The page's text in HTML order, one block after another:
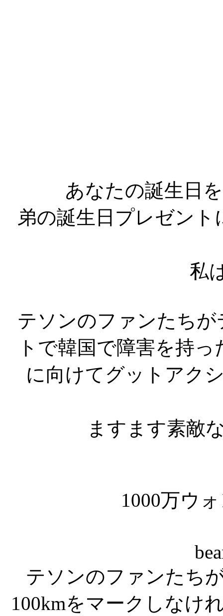
あなたの誕生日
弟の誕生日プレゼン
私
テソンのファンたち
トで韓国で障害を持
に向けてグットアク
ますます素敵
1000万ウ
テソンのファンたち
100kmをマークしなけ